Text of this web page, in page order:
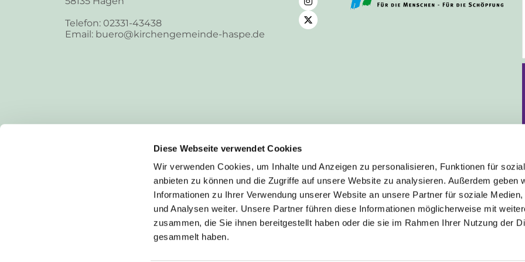
Diese Webseite verwendet Cookies
Wir verwenden Cookies, um Inhalte und Anzeigen zu personalisieren, Funktionen für
anbieten zu können und die Zugriffe auf unsere Website zu analysieren. Außerdem geben
Informationen zu Ihrer Verwendung unserer Website an unsere Partner für soziale Medien,
und Analysen weiter. Unsere Partner führen diese Informationen möglicherweise mit
zusammen, die Sie ihnen bereitgestellt haben oder die sie im Rahmen Ihrer Nutzung der
gesammelt haben.
Telefon: 02331-43438
Email: buero@kirchengemeinde-haspe.de
Deutsch
Impressum ChurchDesk-